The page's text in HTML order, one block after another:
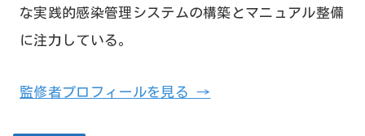
な実践的感染管理システムの構築とマニュアル整備
に注力している。
監修者プロフィールを見る →